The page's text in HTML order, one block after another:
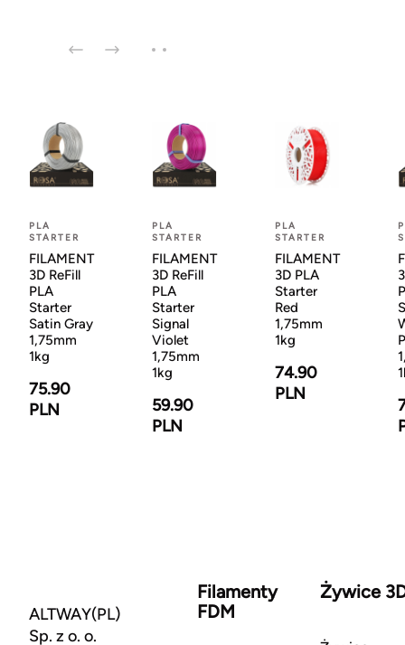
PLA
STARTER
FILAMENT
3D ReFill
PLA
Starter
Satin Gray
1,75mm
1kg
75.90
PLN
PLA
STARTER
FILAMENT
3D ReFill
PLA
Starter
Signal
Violet
1,75mm
1kg
59.90
PLN
PLA
STARTER
FILAMENT
3D PLA
Starter
Red
1,75mm
1kg
74.90
PLN
ALTWAY(PL)
Sp. z o. o.
Filamenty
FDM
Żywice